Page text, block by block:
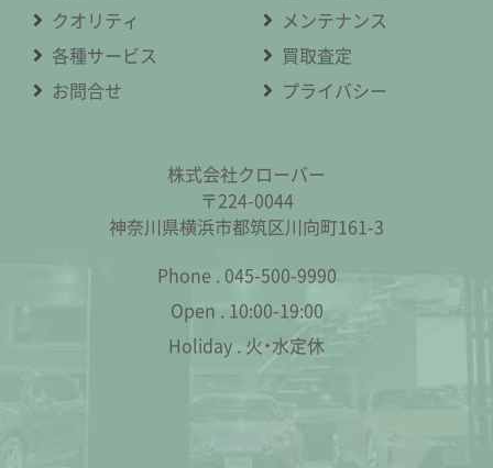
クオリティ
メンテナンス
各種サービス
買取査定
お問合せ
プライバシー
株式会社クローバー
〒224-0044
神奈川県横浜市都筑区川向町161-3
Phone . 045-500-9990
Open . 10:00-19:00
Holiday . 火・水定休